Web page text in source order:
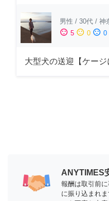
男性 / 30代 / 神
sentiment_satisfied 5 sentiment_neutral 0 sentiment_dissatisfied 0
大型犬の送迎【ケージ
ANYTIMES
報酬は取引前
に振り込まれ